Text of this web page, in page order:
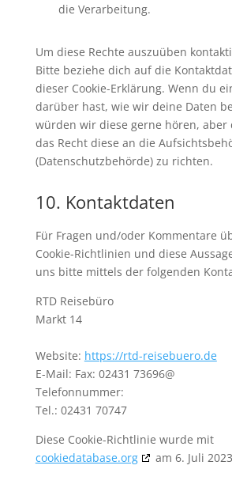
die Verarbeitung.
Um diese Rechte auszuüben
Bitte beziehe dich auf die
dieser Cookie-Erklärung. Wenn du
darüber hast, wie wir deine Daten
würden wir diese gerne hören, aber
das Recht diese an die
(Datenschutzbehörde) zu richten.
10. Kontaktdaten
Für Fragen und/oder Kommentare
Cookie-Richtlinien und diese
uns bitte mittels der folgenden
RTD Reisebüro
Markt 14
Website: https://rtd-reisebuero.de
E-Mail: Fax: 02431 73696@
Telefonnummer:
Tel.: 02431 70747
Diese Cookie-Richtlinie wurde mit
cookiedatabase.org
am 6. Juli